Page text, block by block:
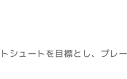
シュートを目標とし、プレ